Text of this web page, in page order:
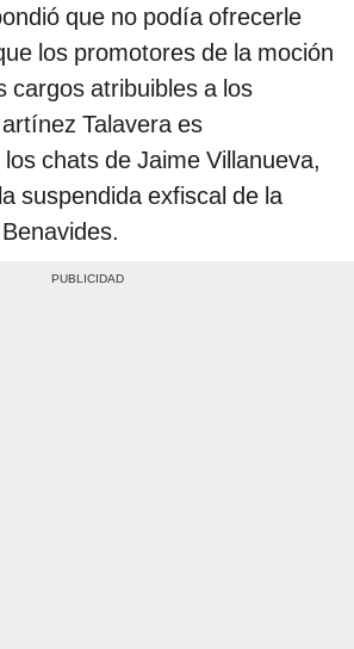
que no podía ofrecerle
los promotores de la moción
cargos atribuibles a los
Talavera es
chats de Jaime Villanueva,
suspendida exfiscal de la